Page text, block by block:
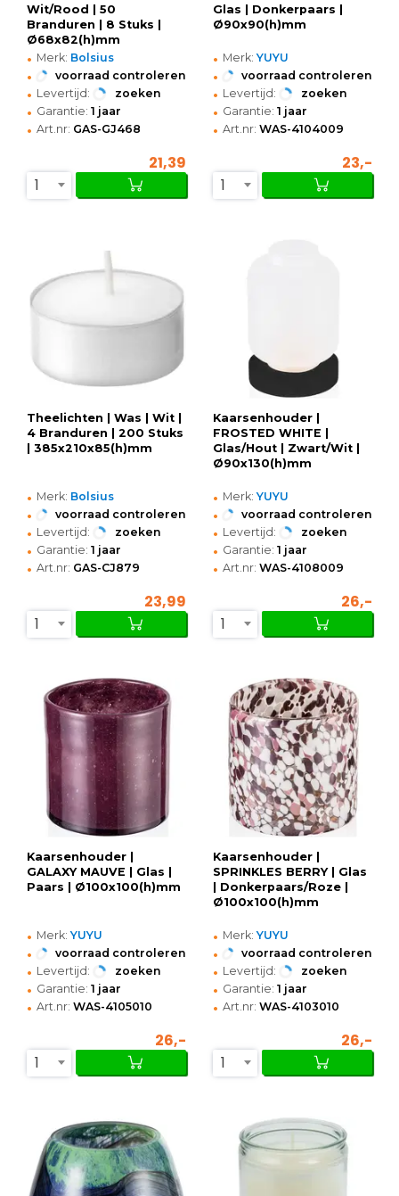
Wit/Rood | 50
Branduren | 8 Stuks |
Ø68x82(h)mm
• Merk: Bolsius
• voorraad controleren
• Levertijd: zoeken
• Garantie: 1 jaar
• Art.nr: GAS-GJ468
21,39
1
Glas | Donkerpaars |
Ø90x90(h)mm
• Merk: YUYU
• voorraad controleren
• Levertijd: zoeken
• Garantie: 1 jaar
• Art.nr: WAS-4104009
23,-
1
Theelichten | Was | Wit |
4 Branduren | 200 Stuks
| 385x210x85(h)mm
• Merk: Bolsius
• voorraad controleren
• Levertijd: zoeken
• Garantie: 1 jaar
• Art.nr: GAS-CJ879
23,99
1
Kaarsenhouder |
FROSTED WHITE |
Glas/Hout | Zwart/Wit |
Ø90x130(h)mm
• Merk: YUYU
• voorraad controleren
• Levertijd: zoeken
• Garantie: 1 jaar
• Art.nr: WAS-4108009
26,-
1
Kaarsenhouder |
GALAXY MAUVE | Glas |
Paars | Ø100x100(h)mm
• Merk: YUYU
• voorraad controleren
• Levertijd: zoeken
• Garantie: 1 jaar
• Art.nr: WAS-4105010
26,-
1
Kaarsenhouder |
SPRINKLES BERRY | Glas
| Donkerpaars/Roze |
Ø100x100(h)mm
• Merk: YUYU
• voorraad controleren
• Levertijd: zoeken
• Garantie: 1 jaar
• Art.nr: WAS-4103010
26,-
1